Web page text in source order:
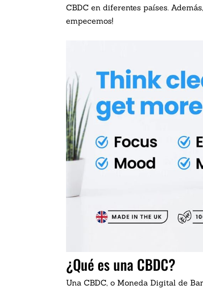
CBDC en diferentes países.
empecemos!
¿Qué es una CBDC?
Una CBDC, o Moneda Digital de